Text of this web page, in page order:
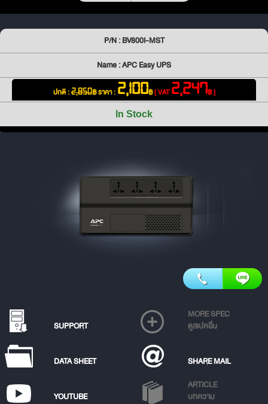
P/N : BV800I-MST
Name : APC Easy UPS
ปกติ :2,850฿ราคา : 2,100฿[ VAT2,247฿ ]
In Stock
SUPPORT
MORE SPEC
ดูสเปคอื่น
DATA SHEET SHARE MAIL
YOUTUBE
ARTICLE
บทความ